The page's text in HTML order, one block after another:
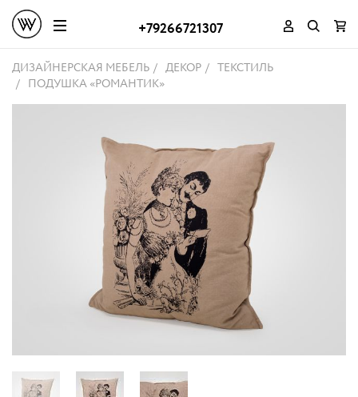
+79266721307
ДИЗАЙНЕРСКАЯ МЕБЕЛЬ ДЕКОР
ТЕКСТИЛЬ
ПОДУШКА «РОМАНТИК»